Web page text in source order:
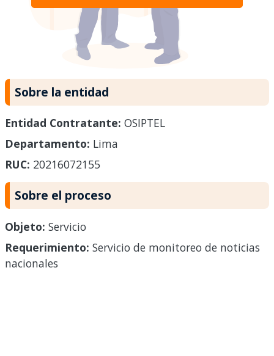
Sobre la entidad
Entidad Contratante: OSIPTEL
Departamento: Lima
RUC: 20216072155
Sobre el proceso
Objeto: Servicio
Requerimiento: Servicio de monitoreo de noticias
nacionales